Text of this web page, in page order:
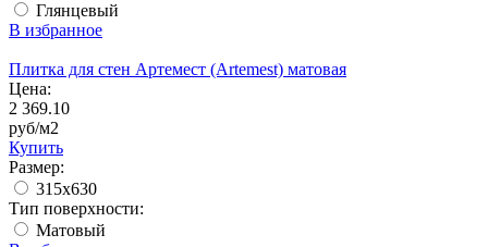
Глянцевый
В избранное
Плитка для стен Артемест (Artemest) матовая
Цена:
2 369.10
руб/м2
Купить
Размер:
315x630
Тип поверхности:
Матовый